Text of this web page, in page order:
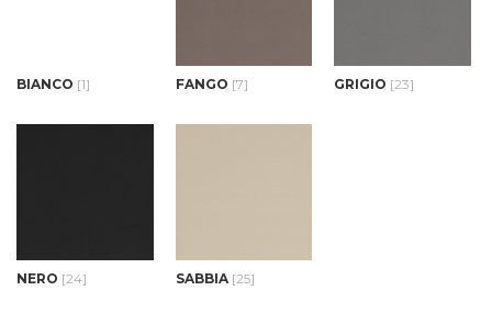
BIANCO [1] FANGO [7] GRIGIO [23]
NERO [24] SABBIA[25]